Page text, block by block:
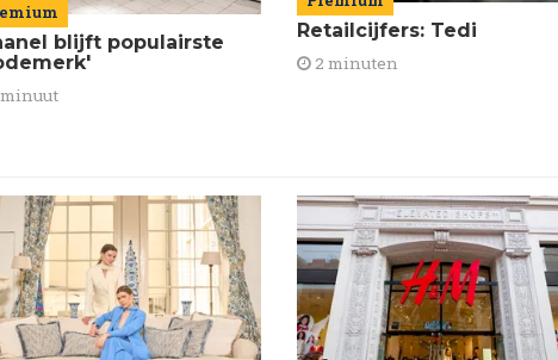
blijft populairste
minuut
Retailcijfers: Tedi
2 minuten